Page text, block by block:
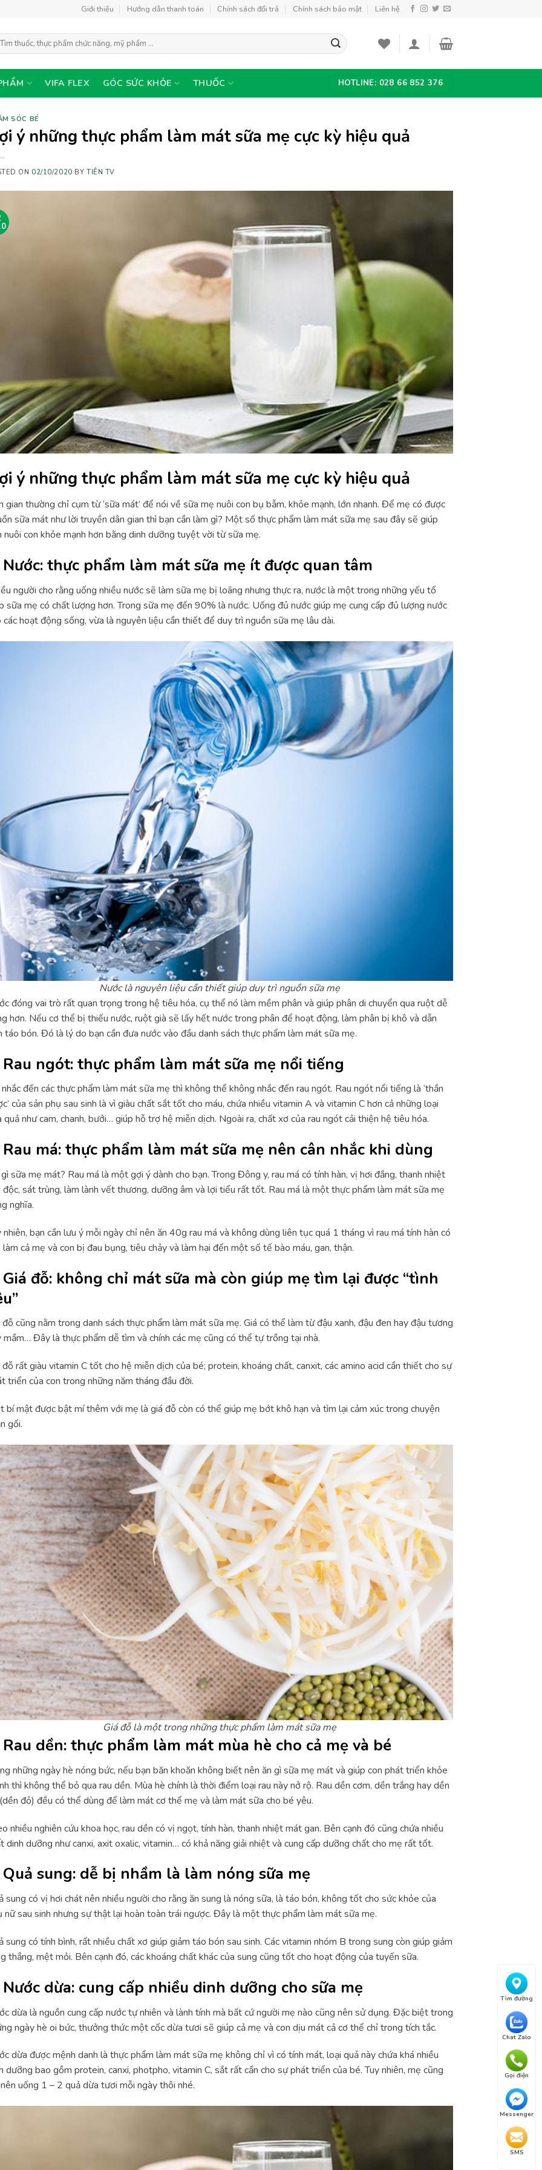
Tìm đường
Chat Zalo
Gọi điện
Messenger
SMS
Giới thiệu Hướng dẫn thanh toán Chính sách đổi trả Chính sách bảo mật Liên hệ
VIFA FLEX GÓC SỨC KHỎE THUỐC HOTLINE: 028 66 852 376
SÓC BÉ
ý những thực phẩm làm mát sữa mẹ cực kỳ hiệu quả
ON 02/10/2020 BY TIÊN TV
ý những thực phẩm làm mát sữa mẹ cực kỳ hiệu quả
gian thường chỉ cụm từ ‘sữa mát’ để nói về sữa mẹ nuôi con bụ bẫm, khỏe mạnh, lớn nhanh. Để mẹ có được
sữa mát như lời truyền dân gian thì bạn cần làm gì? Một số thực phẩm làm mát sữa mẹ sau đây sẽ giúp
nuôi con khỏe mạnh hơn bằng dinh dưỡng tuyệt vời từ sữa mẹ.
Nước: thực phẩm làm mát sữa mẹ ít được quan tâm
người cho rằng uống nhiều nước sẽ làm sữa mẹ bị loãng nhưng thực ra, nước là một trong những yếu tố
sữa mẹ có chất lượng hơn. Trong sữa mẹ đến 90% là nước. Uống đủ nước giúp mẹ cung cấp đủ lượng nước
các hoạt động sống, vừa là nguyên liệu cần thiết để duy trì nguồn sữa mẹ lâu dài.
Nước là nguyên liệu cần thiết giúp duy trì nguồn sữa mẹ
đóng vai trò rất quan trọng trong hệ tiêu hóa, cụ thể nó làm mềm phân và giúp phân di chuyển qua ruột dễ
hơn. Nếu cơ thể bị thiếu nước, ruột già sẽ lấy hết nước trong phân để hoạt động, làm phân bị khô và dẫn
táo bón. Đó là lý do bạn cần đưa nước vào đầu danh sách thực phẩm làm mát sữa mẹ.
Rau ngót: thực phẩm làm mát sữa mẹ nổi tiếng
nhắc đến các thực phẩm làm mát sữa mẹ thì không thể không nhắc đến rau ngót. Rau ngót nổi tiếng là ‘thần
của sản phụ sau sinh là vì giàu chất sắt tốt cho máu, chứa nhiều vitamin A và vitamin C hơn cả những loại
quả như cam, chanh, bưởi… giúp hỗ trợ hệ miễn dịch. Ngoài ra, chất xơ của rau ngót cải thiện hệ tiêu hóa.
Rau má: thực phẩm làm mát sữa mẹ nên cân nhắc khi dùng
sữa mẹ mát? Rau má là một gợi ý dành cho bạn. Trong Đông y, rau má có tính hàn, vị hơi đắng, thanh nhiệt
độc, sát trùng, làm lành vết thương, dưỡng âm và lợi tiểu rất tốt. Rau má là một thực phẩm làm mát sữa mẹ
nghĩa.
nhiên, bạn cần lưu ý mỗi ngày chỉ nên ăn 40g rau má và không dùng liên tục quá 1 tháng vì rau má tính hàn có
cả mẹ và con bị đau bụng, tiêu chảy và làm hại đến một số tế bào máu, gan, thận.
Giá đỗ: không chỉ mát sữa mà còn giúp mẹ tìm lại được “tình
đỗ cũng nằm trong danh sách thực phẩm làm mát sữa mẹ. Giá có thể làm từ đậu xanh, đậu đen hay đậu tương
mầm… Đây là thực phẩm dễ tìm và chính các mẹ cũng có thể tự trồng tại nhà.
đỗ rất giàu vitamin C tốt cho hệ miễn dịch của bé; protein, khoáng chất, canxit, các amino acid cần thiết cho sự
triển của con trong những năm tháng đầu đời.
bí mật được bật mí thêm với mẹ là giá đỗ còn có thể giúp mẹ bớt khô hạn và tìm lại cảm xúc trong chuyện
gối.
Giá đỗ là một trong những thực phẩm làm mát sữa mẹ
Rau dền: thực phẩm làm mát mùa hè cho cả mẹ và bé
những ngày hè nóng bức, nếu bạn băn khoăn không biết nên ăn gì sữa mẹ mát và giúp con phát triển khỏe
thì không thể bỏ qua rau dền. Mùa hè chính là thời điểm loại rau này nở rộ. Rau dền cơm, dền trắng hay dền
đỏ) đều có thể dùng để làm mát cơ thể mẹ và làm mát sữa cho bé yêu.
nhiều nghiên cứu khoa học, rau dền có vị ngọt, tính hàn, thanh nhiệt mát gan. Bên cạnh đó cũng chứa nhiều
dinh dưỡng như canxi, axit oxalic, vitamin… có khả năng giải nhiệt và cung cấp dưỡng chất cho mẹ rất tốt.
Quả sung: dễ bị nhầm là làm nóng sữa mẹ
sung có vị hơi chát nên nhiều người cho rằng ăn sung là nóng sữa, là táo bón, không tốt cho sức khỏe của
nữ sau sinh nhưng sự thật lại hoàn toàn trái ngược. Đây là một thực phẩm làm mát sữa mẹ.
sung có tính bình, rất nhiều chất xơ giúp giảm táo bón sau sinh. Các vitamin nhóm B trong sung còn giúp giảm
thẳng, mệt mỏi. Bên cạnh đó, các khoáng chất khác của sung cũng tốt cho hoạt động của tuyến sữa.
Nước dừa: cung cấp nhiều dinh dưỡng cho sữa mẹ
dừa là nguồn cung cấp nước tự nhiên và lành tính mà bất cứ người mẹ nào cũng nên sử dụng. Đặc biệt trong
ngày hè oi bức, thưởng thức một cốc dừa tươi sẽ giúp cả mẹ và con dịu mát cả cơ thể chỉ trong tích tắc.
dừa được mệnh danh là thực phẩm làm mát sữa mẹ không chỉ vì có tính mát, loại quả này chứa khá nhiều
dưỡng bao gồm protein, canxi, photpho, vitamin C, sắt rất cần cho sự phát triển của bé. Tuy nhiên, mẹ cũng
uống 1 – 2 quả dừa tươi mỗi ngày thôi nhé.